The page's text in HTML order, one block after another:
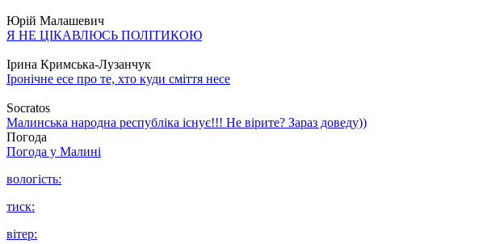
Юрій Малашевич
Я НЕ ЦІКАВЛЮСЬ ПОЛІТИКОЮ
Ірина Кримська-Лузанчук
Іронічне есе про те, хто куди сміття несе
Socratos
Малинська народна республіка існує!!! Не вірите? Зараз доведу))
Погода
Погода у Малині
вологість:
тиск:
вітер: